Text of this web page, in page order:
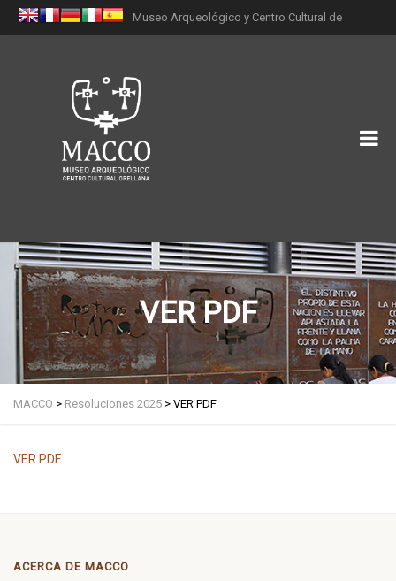
Museo Arqueológico y Centro Cultural de
VER PDF
MACCO > Resoluciones 2025 > VER PDF
VER PDF
ACERCA DE MACCO